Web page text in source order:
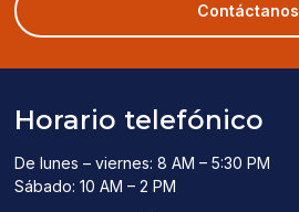
Contáctanos
Horario telefónico
De lunes – viernes: 8 AM – 5:30 PM
Sábado: 10 AM – 2 PM